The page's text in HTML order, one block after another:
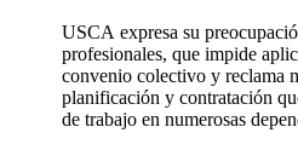
USCA expresa su
profesionales, que impide
convenio colectivo y reclama
planificación y contratación
de trabajo en numerosas